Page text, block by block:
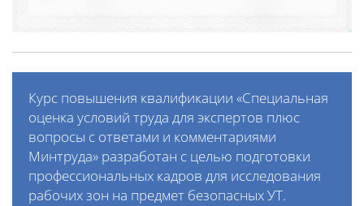
Курс повышения квалификации «Специальная
оценка условий труда для экспертов плюс
вопросы с ответами и комментариями
Минтруда» разработан с целью подготовки
профессиональных кадров для исследования
рабочих зон на предмет безопасных УТ.